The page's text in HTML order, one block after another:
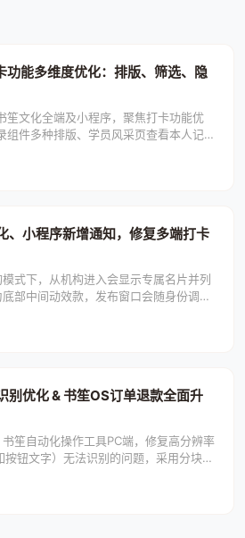
功能多维度优化：排版、筛选、隐
笙文化全端及小程序，聚焦打卡功能优
组件多种排版、学员风采页查看本人记
、小程序新增通知，修复多端打卡
式下，从机构进入会显示专属名片并列
部中间动效款，发布窗口会随身份调整
别优化 & 书笙OS订单退款全面升
笙自动化操作工具PC端，修复高分辨率
按钮文字）无法识别的问题，采用分块放